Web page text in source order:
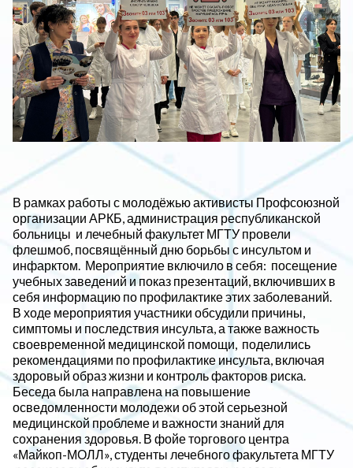
В рамках работы с молодёжью активисты Профсоюзной
организации АРКБ, администрация республиканской
больницы и лечебный факультет МГТУ провели
флешмоб, посвящённый дню борьбы с инсультом и
инфарктом. Мероприятие включило в себя: посещение
учебных заведений и показ презентаций, включивших в
себя информацию по профилактике этих заболеваний.
В ходе мероприятия участники обсудили причины,
симптомы и последствия инсульта, а также важность
своевременной медицинской помощи, поделились
рекомендациями по профилактике инсульта, включая
здоровый образ жизни и контроль факторов риска.
Беседа была направлена на повышение
осведомленности молодежи об этой серьезной
медицинской проблеме и важности знаний для
сохранения здоровья. В фойе торгового центра
«Майкоп-МОЛЛ», студенты лечебного факультета МГТУ